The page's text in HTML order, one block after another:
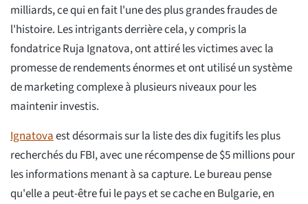
milliards, ce qui en fait l'une des plus grandes fraudes de
l'histoire. Les intrigants derrière cela, y compris la
fondatrice Ruja Ignatova, ont attiré les victimes avec la
promesse de rendements énormes et ont utilisé un système
de marketing complexe à plusieurs niveaux pour les
maintenir investis.
Ignatovaest désormais sur la liste des dix fugitifs les plus
recherchés du FBI, avec une récompense de $5 millions pour
les informations menant à sa capture. Le bureau pense
qu'elle a peut-être fui le pays et se cache en Bulgarie, en